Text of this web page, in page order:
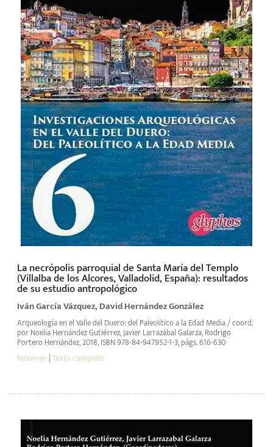
La necrópolis parroquial de Santa María del Templo
(Villalba de los Alcores, Valladolid, España): resultados
de su estudio antropológico
Iván García Vázquez, David Hernández González
Arqueología en el Valle del Duero: del Paleolítico a la Edad Media / coord.
por Noelia Hernández Gutiérrez, Javier Larrazábal Galarza, Rodrigo
Portero Hernández, 2018, ISBN 978-84-947952-1-3, págs. 616-630
Resumen |Texto completo